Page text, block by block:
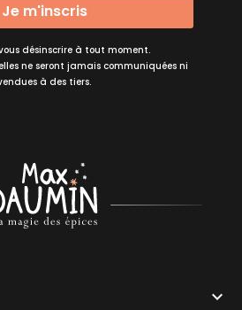
Je m'inscris
désinscrire à tout moment.
ne seront jamais communiquées ni
à des tiers.
